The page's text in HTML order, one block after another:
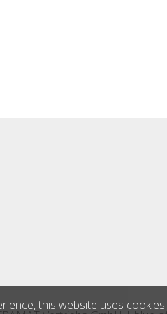
this website uses